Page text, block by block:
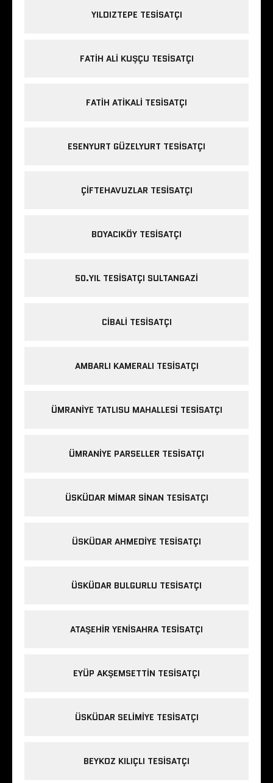
YILDIZTEPE TESISATÇI
FATIH ALI KUŞÇU TESISATÇI
FATIH ATIKALI TESISATÇI
ESENYURT GÜZELYURT TESISATÇI
ÇIFTEHAVUZLAR TESISATÇI
BOYACIKÖY TESISATÇI
50.YIL TESISATÇI SULTANGAZI
CIBALI TESISATÇI
AMBARLI KAMERALI TESISATÇI
ÜMRANIYE TATLISU MAHALLESI TESISATÇI
ÜMRANIYE PARSELLER TESISATÇI
ÜSKÜDAR MIMAR SINAN TESISATÇI
ÜSKÜDAR AHMEDIYE TESISATÇI
ÜSKÜDAR BULGURLU TESISATÇI
ATAŞEHIR YENISAHRA TESISATÇI
EYÜP AKŞEMSETTIN TESISATÇI
ÜSKÜDAR SELIMIYE TESISATÇI
BEYKOZ KILIÇLI TESISATÇI